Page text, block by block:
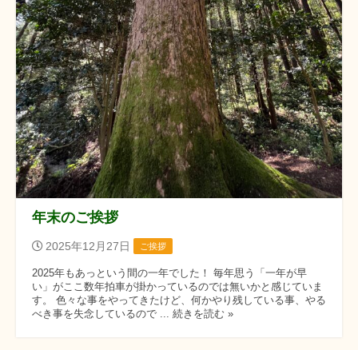
年末のご挨拶
2025年12月27日 ご挨拶
2025年もあっという間の一年でした！ 毎年思う「一年が早
い」がここ数年拍車が掛かっているのでは無いかと感じていま
す。 色々な事をやってきたけど、何かやり残している事、やる
べき事を失念しているので ... 続きを読む »